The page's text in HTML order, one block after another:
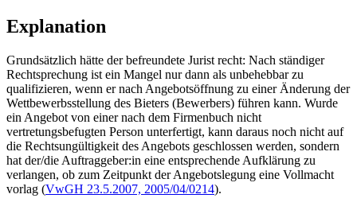
Explanation
Grundsätzlich hätte der befreundete Jurist recht: Nach ständiger
Rechtsprechung ist ein Mangel nur dann als unbehebbar zu
qualifizieren, wenn er nach Angebotsöffnung zu einer Änderung der
Wettbewerbsstellung des Bieters (Bewerbers) führen kann. Wurde
ein Angebot von einer nach dem Firmenbuch nicht
vertretungsbefugten Person unterfertigt, kann daraus noch nicht auf
die Rechtsungültigkeit des Angebots geschlossen werden, sondern
hat der/die Auftraggeber:in eine entsprechende Aufklärung zu
verlangen, ob zum Zeitpunkt der Angebotslegung eine Vollmacht
vorlag (VwGH 23.5.2007, 2005/04/0214).